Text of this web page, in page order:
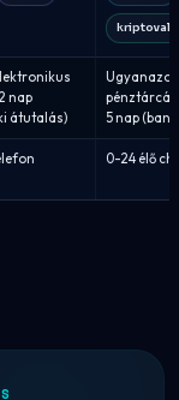
nap
átutalás)
5 nap
0-24 élő